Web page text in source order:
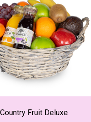
Country Fruit Deluxe